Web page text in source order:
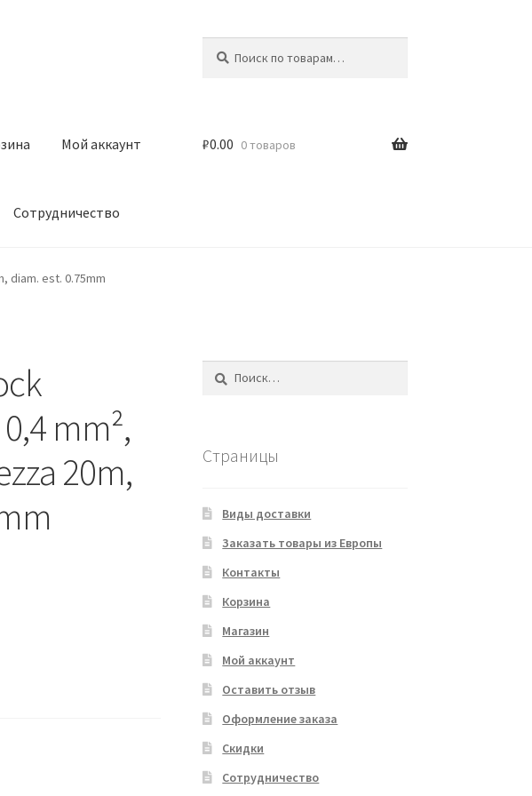
Мой аккаунт
Сотрудничество
Оставить отзыв
₽0.00 0 товаров
diam. est. 0.75mm
mm²,
20m,
Страницы
Виды доставки
Заказать товары из Европы
Контакты
Корзина
Магазин
Мой аккаунт
Оставить отзыв
Оформление заказа
Скидки
Сотрудничество